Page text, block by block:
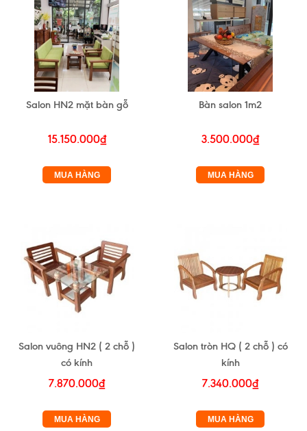
Salon HN2 mặt bàn gỗ
15.150.000₫
MUA HÀNG
Bàn salon 1m2
3.500.000₫
MUA HÀNG
Salon vuông HN2 ( 2 chỗ )
có kính
7.870.000₫
MUA HÀNG
Salon tròn HQ ( 2 chỗ ) có
kính
7.340.000₫
MUA HÀNG